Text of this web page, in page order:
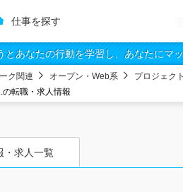
仕事を探す
とあなたの行動を学習し、あなたにマ
ク関連 オープン・Web系 プロジェク
転職・求人情報
・求人一覧